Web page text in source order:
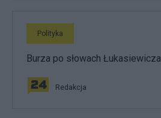
Polityka
Burza po słowach Łukasiewicza
Redakcja